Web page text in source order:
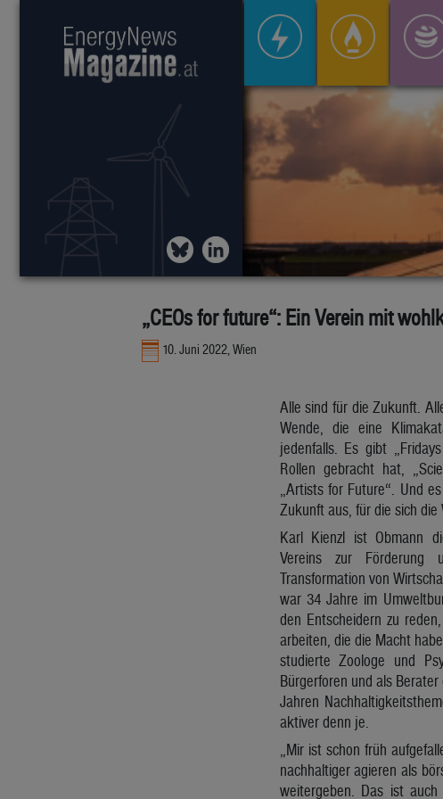
„CEOs for future“: Ein Verein mit
10. Juni 2022, Wien
Alle sind für die Zukunft.
Wende, die eine
jedenfalls. Es gibt
Rollen gebracht hat,
„Artists for Future“. Und
Zukunft aus, für die sich
Karl Kienzl ist Obmann
Vereins zur Förderung
Transformation von
war 34 Jahre im
den Entscheidern zu
arbeiten, die die Macht
studierte Zoologe und
Bürgerforen und als
Jahren
aktiver denn je.
„Mir ist schon früh
nachhaltiger agieren als
weitergeben. Das ist